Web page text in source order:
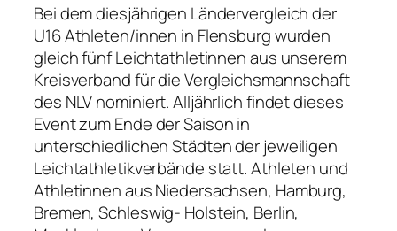
Bei dem diesjährigen Ländervergleich der
U16 Athleten/innen in Flensburg wurden
gleich fünf Leichtathletinnen aus unserem
Kreisverband für die Vergleichsmannschaft
des NLV nominiert. Alljährlich findet dieses
Event zum Ende der Saison in
unterschiedlichen Städten der jeweiligen
Leichtathletikverbände statt. Athleten und
Athletinnen aus Niedersachsen, Hamburg,
Bremen, Schleswig- Holstein, Berlin,